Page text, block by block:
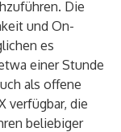
Die
und On-
es
einer Stunde
als offene
verfügbar, die
beliebiger